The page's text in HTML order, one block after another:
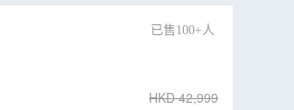
已售100+人
HKD42,999